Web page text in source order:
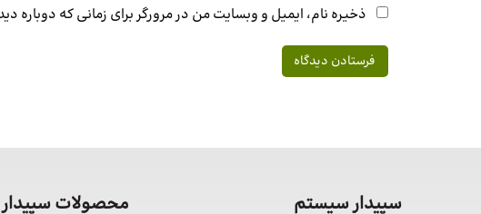
ذخیره نام، ایمیل و وبسایت من در مرورگر برای زمانی که دوباره
سپیدار سیستم محصولات سپیدار